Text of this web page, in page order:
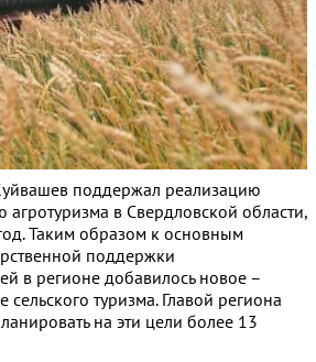
поддержал реализацию
агротуризма в Свердловской области,
Таким образом к основным
поддержки
в регионе добавилось новое –
туризма. Главой региона
на эти цели более 13